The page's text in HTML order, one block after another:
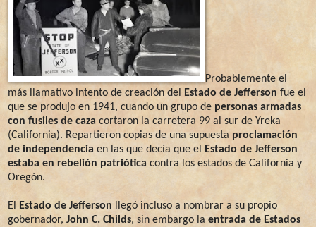
Probablemente el
más llamativo intento de creación del
Estado de Jefferson fue el
que se produjo en 1941, cuando un grupo de personas armadas
con fusiles de caza cortaron la carretera 99 al sur de Yreka
(California). Repartieron copias de una supuesta proclamación
de independencia en las que decía que el
Estado de Jefferson
estaba en rebelión patriótica contra los estados de California y
Oregón.
El Estado de Jefferson llegó incluso a nombrar a su propio
gobernador, John C. Childs, sin embargo la entrada de Estados